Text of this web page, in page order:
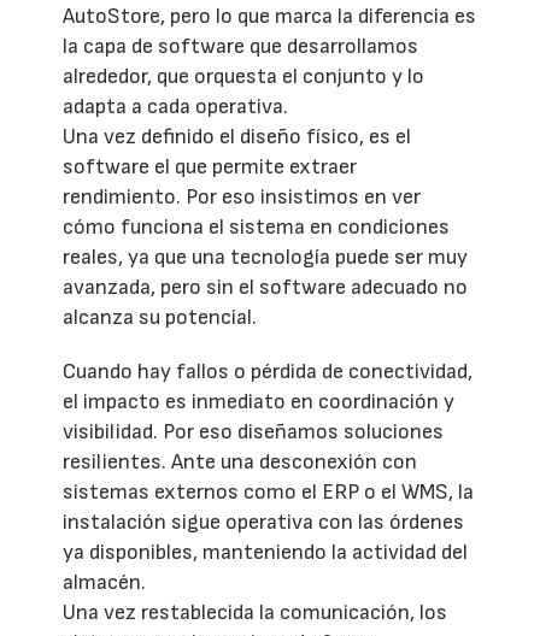
AutoStore, pero lo que marca la diferencia es
la capa de software que desarrollamos
alrededor, que orquesta el conjunto y lo
adapta a cada operativa.
Una vez definido el diseño físico, es el
software el que permite extraer
rendimiento. Por eso insistimos en ver
cómo funciona el sistema en condiciones
reales, ya que una tecnología puede ser muy
avanzada, pero sin el software adecuado no
alcanza su potencial.
Cuando hay fallos o pérdida de conectividad,
el impacto es inmediato en coordinación y
visibilidad. Por eso diseñamos soluciones
resilientes. Ante una desconexión con
sistemas externos como el ERP o el WMS, la
instalación sigue operativa con las órdenes
ya disponibles, manteniendo la actividad del
almacén.
Una vez restablecida la comunicación, los